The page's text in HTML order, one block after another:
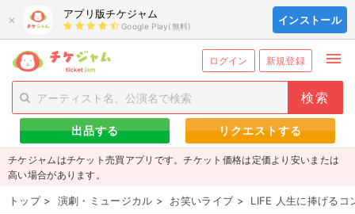
× アプリ版チケジャム
Google Play(無料) インストール
ログイン 新規登録 menu
person_add 新規会員登録 exit_to_app ログイン
チケットを探す
新着チケット
値下げしたチケット
都道府県からチケットを探す
出品する リクエストする
チケジャムはチケット売買アプリです。チケット価格は定価より安いまたは
高い場合があります。
トップ > 演劇・ミュージカル > お笑いライブ > LIFE 人生に捧げるコ